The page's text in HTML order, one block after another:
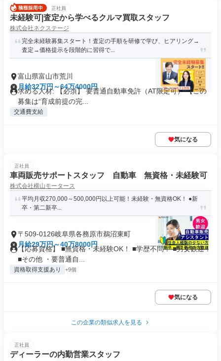
正社員
未経験可|査定から学べるクルマ買取スタッフ
株式会社ネクステージ
完全未経験募集スタート！査定の手順を研修で学び、ヒアリング→
査定→価格提示を段階的に習得で...
富山県富山市荒川
月給32万円～64万4000円
求める人材: 【必須】 要普通自動車免許（AT限定可） 【この
募集は“育成前提の完...
交通費支給
気になる
正社員
車両販売サポートスタッフ 自動車 無資格・未経験可
株式会社横山モータース
平均月収270,000～500,000円以上可能！未経験・無資格OK！ ●新
卒・第二新卒...
〒509-0126岐阜県各務原市鵜沼東町
月給29万円～40万8000円
【応募資格】 ■無資格・未経験OK！ ■学歴不問！ ■男女歓迎！
■その他 ・要普通自...
資格取得支援あり +9個
気になる
この企業の類似求人を見る
正社員
ディーラーの内勤営業スタッフ